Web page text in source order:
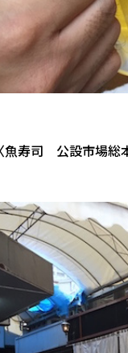
魚寿司 公設市場総